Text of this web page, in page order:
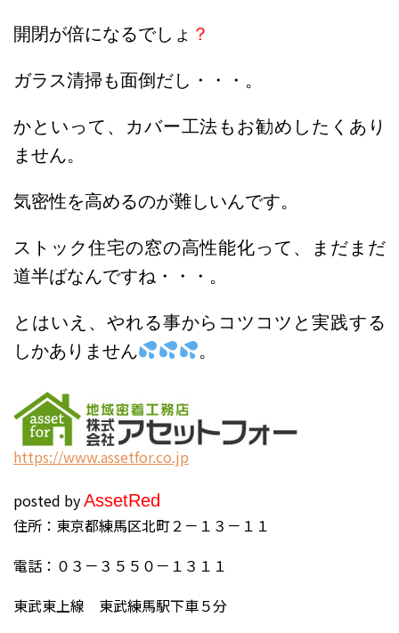
開閉が倍になるでしょ ？
ガラス清掃も面倒だし・・・。
かといって、カバー工法もお勧めしたくあり
ません。
気密性を高めるのが難しいんです。
ストック住宅の窓の高性能化って、まだまだ
道半ばなんですね・・・。
とはいえ、やれる事からコツコツと実践する
しかありません
。
https://www.assetfor.co.jp
posted byAssetRed
住所：東京都練馬区北町２－１３－１１
電話：０３－３５５０－１３１１
東武東上線 東武練馬駅下車５分